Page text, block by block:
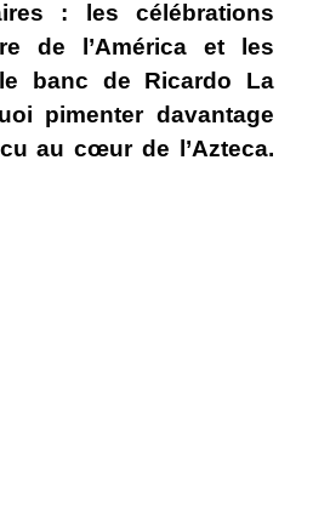
: les célébrations
de l’América et les
banc de Ricardo La
pimenter davantage
au cœur de l’Azteca.